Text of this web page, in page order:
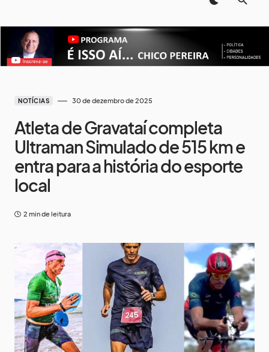
NOTÍCIAS 30 de dezembro de 2025
Atleta de Gravataí completa
Ultraman Simulado de 515 km e
entra para a história do esporte
local
2 min de leitura